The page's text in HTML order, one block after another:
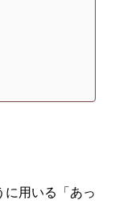
に用いる「あっ